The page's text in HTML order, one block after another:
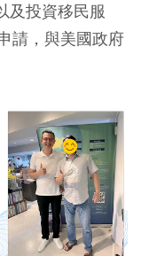
及投資移民服
請，與美國政府